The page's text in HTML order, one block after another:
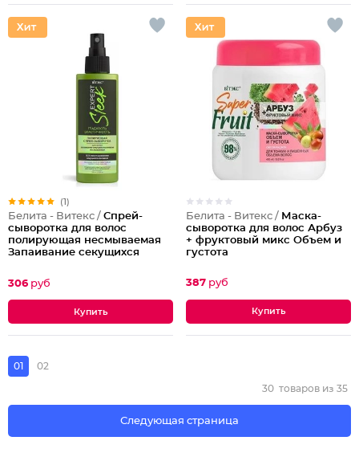
(1)
Белита - Витекс / Спрей-
сыворотка для волос
полирующая несмываемая
Запаивание секущихся
306 руб
Белита - Витекс / Маска-
сыворотка для волос Арбуз
+ фруктовый микс Объем и
густота
387 руб
01 02
Следующая страница
30 товаров из 35